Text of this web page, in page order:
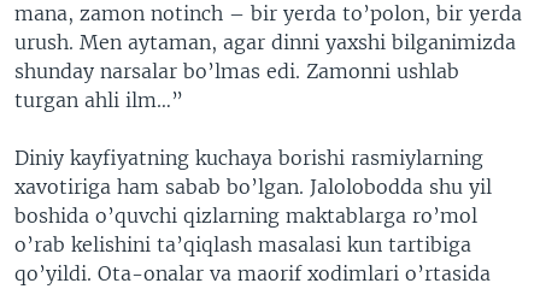
mana, zamon notinch – bir yerda to’polon, bir yerda
urush. Men aytaman, agar dinni yaxshi bilganimizda
shunday narsalar bo’lmas edi. Zamonni ushlab
turgan ahli ilm…”
Diniy kayfiyatning kuchaya borishi rasmiylarning
xavotiriga ham sabab bo’lgan. Jalolobodda shu yil
boshida o’quvchi qizlarning maktablarga ro’mol
o’rab kelishini ta’qiqlash masalasi kun tartibiga
qo’yildi. Ota-onalar va maorif xodimlari o’rtasida